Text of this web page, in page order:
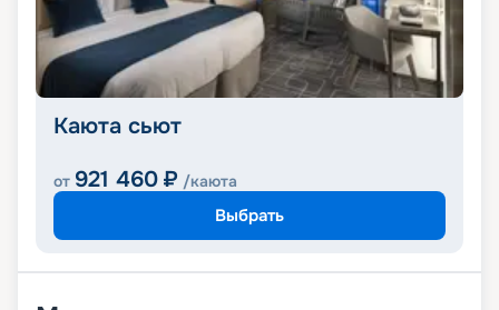
Каюта сьют
от 921 460 ₽ /каюта
Выбрать